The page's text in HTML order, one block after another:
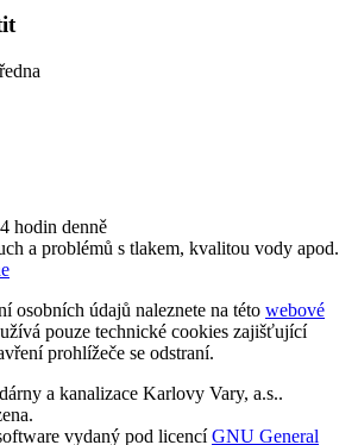
hodin denně
a problémů s tlakem, kvalitou vody apod.
osobních údajů naleznete na této webové
pouze technické cookies zajišťující
prohlížeče se odstraní.
a kanalizace Karlovy Vary, a.s..
vydaný pod licencíGNU General